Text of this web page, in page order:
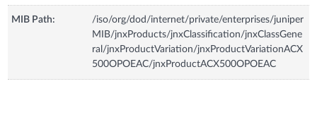
MIB Path:
/iso/org/dod/internet/private/enterprises/juniper
MIB/jnxProducts/jnxClassification/jnxClassGene
ral/jnxProductVariation/jnxProductVariationACX
500OPOEAC/jnxProductACX500OPOEAC